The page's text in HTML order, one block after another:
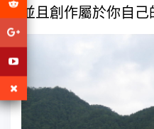
並且創作屬於你自己